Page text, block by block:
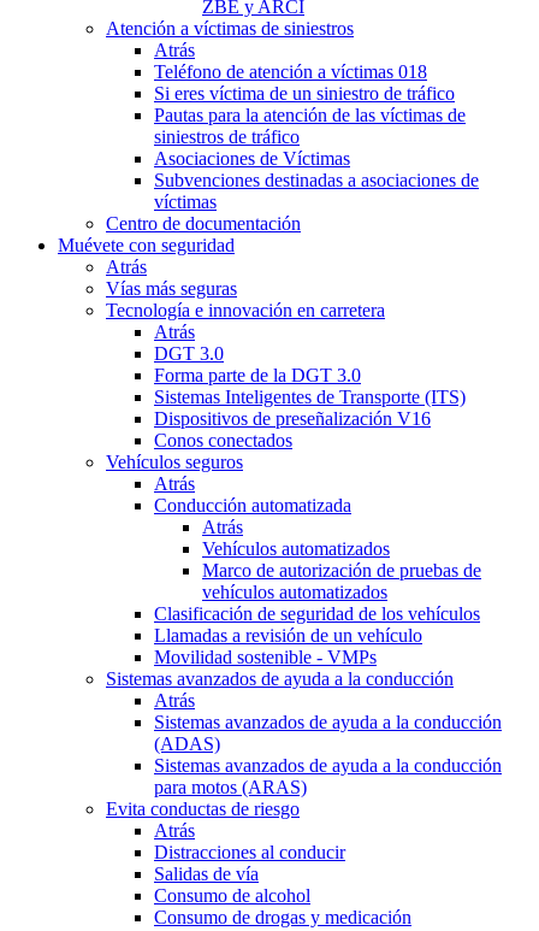
ZBE y ARCI
Atención a víctimas de siniestros
Atrás
Teléfono de atención a víctimas 018
Si eres víctima de un siniestro de tráfico
Pautas para la atención de las víctimas de
siniestros de tráfico
Asociaciones de Víctimas
Subvenciones destinadas a asociaciones de
víctimas
Centro de documentación
Muévete con seguridad
Atrás
Vías más seguras
Tecnología e innovación en carretera
Atrás
DGT 3.0
Forma parte de la DGT 3.0
Sistemas Inteligentes de Transporte (ITS)
Dispositivos de preseñalización V16
Conos conectados
Vehículos seguros
Atrás
Conducción automatizada
Atrás
Vehículos automatizados
Marco de autorización de pruebas de
vehículos automatizados
Clasificación de seguridad de los vehículos
Llamadas a revisión de un vehículo
Movilidad sostenible - VMPs
Sistemas avanzados de ayuda a la conducción
Atrás
Sistemas avanzados de ayuda a la conducción
(ADAS)
Sistemas avanzados de ayuda a la conducción
para motos (ARAS)
Evita conductas de riesgo
Atrás
Distracciones al conducir
Salidas de vía
Consumo de alcohol
Consumo de drogas y medicación